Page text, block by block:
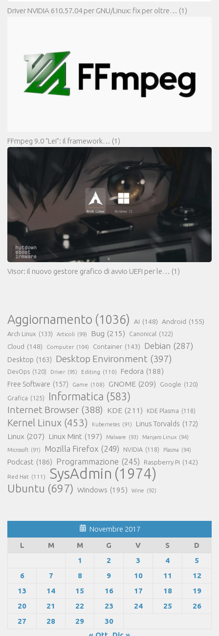
Driver NVIDIA 610.57.04 per GNU/Linux: fix per oltre… (1)
FFmpeg 9.0 “Lei”: il framework… (1)
Visor: il nuovo gestore grafico di avvio UEFI per le… (1)
Aggiornamento (1036) AI (148) Android (155)
Arch Linux (133) Articoli (99) Bug (215) Canonical (122)
Cloud (148) Computer (104) Container (143) Debian (287)
Desktop (163) Desktop Environment (397)
DevOps (120) Driver (95) Editing (110) Fedora (188)
Free Software (157) Game (108) GNOME (209) Google (120)
Grafica (125) Informatica (583)
Internet Browser (388) KDE (211) KDE Plasma (118)
Kernel Linux (453) Kubernetes (91) Linus Torvalds (172)
Linux (207) Linux Mint (197) Malware (93) Manjaro Linux (94)
Microsoft (91) Mozilla Firefox (249) NVIDIA (118) Plasma (94)
Podcast (186) Programmazione (245) Raspberry Pi (142)
Red Hat (111) SysAdmin (1974)
Ubuntu (697) Windows (195) Wine (92)
Novembre 2017
L
M M G V S
D
1
2 3 4
5
6
7 8 9 10 11
12
13
14 15 16 17 18
19
20
21 22 23 24 25
26
27
28 29
30